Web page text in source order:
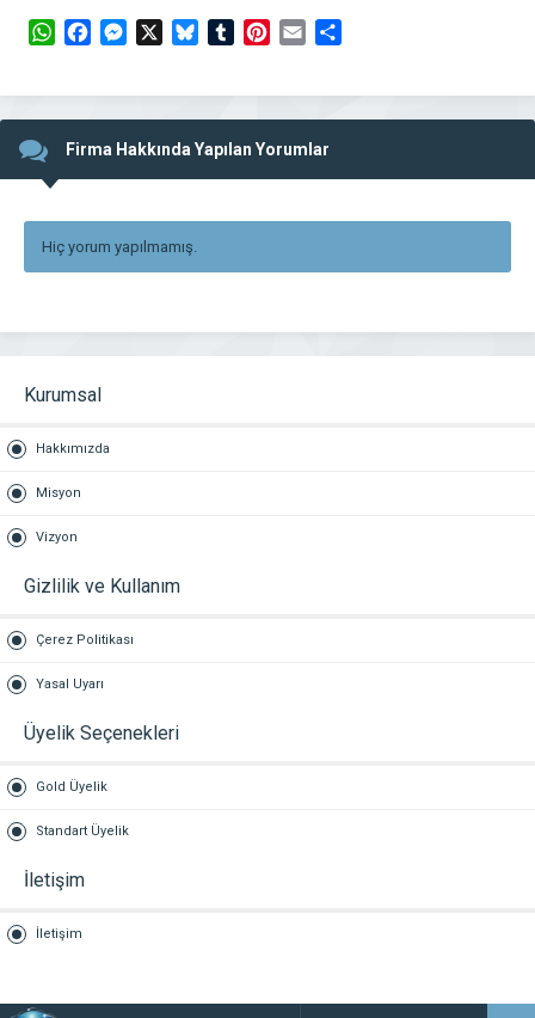
WhatsAppFacebookMessengerBlueskyTumblrPinterest
Email
Firma Hakkında Yapılan Yorumlar
Hiç yorum yapılmamış.
Kurumsal
Hakkımızda
Misyon
Vizyon
Gizlilik ve Kullanım
Çerez Politikası
Yasal Uyarı
Üyelik Seçenekleri
Gold Üyelik
Standart Üyelik
İletişim
İletişim